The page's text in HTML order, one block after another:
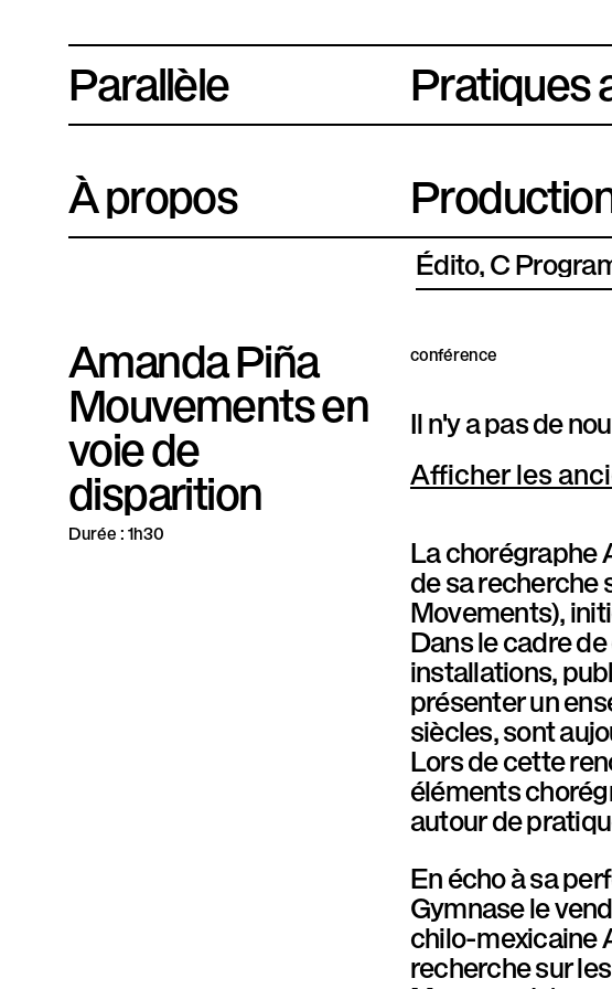
Parallèle
P
l
a
t
e
f
o
m
e
a
r
a
l
l
è
l
e
Pratiques
À propos
Édito
Amanda Piña
Mouvements en
voie de
disparition
Durée : 1h30
conférence
Il n'y a pas de
Afficher les
La chorégraphe
de sa recherche
Movements),
Dans le cadre
installations,
présenter un
siècles, sont
Lors de cette
éléments
autour de
En écho à sa
Gymnase le
chilo-mexicaine
recherche sur les